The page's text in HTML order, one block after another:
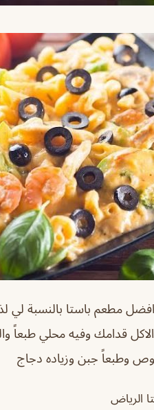
افضل مطعم باستا بالنسبة لي
قدامك وفيه محلي طبعاً
وطبعاً جبن وزياده دجاج
الرياض